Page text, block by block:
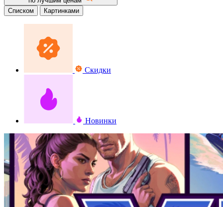
Списком
Картинками
Скидки
Новинки